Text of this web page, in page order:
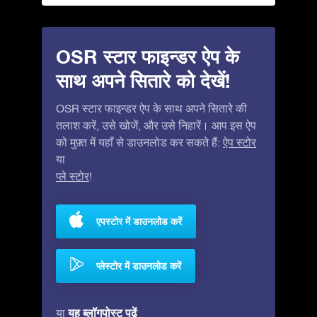
OSR स्टार फाइन्डर ऐप के
साथ अपने सितारे को देखें!
OSR स्टार फाइन्डर ऐप के साथ अपने सितारे की
तलाश करें, उसे खोजें, और उसे निहारें। आप इस ऐप
को मुफ़्त में यहाँ से डाउनलोड कर सकते हैं: ऐप स्टोर
या
प्ले स्टोर!
एपस्टोर में डाउनलोड करें
प्लेस्टोर में डाउनलोड करें
यायह ब्लॉगपोस्ट पढ़ें